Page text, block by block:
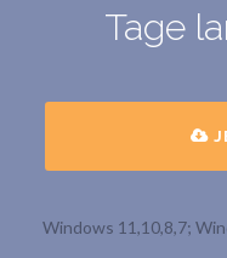
Tage
Windows 11,10,8,7;